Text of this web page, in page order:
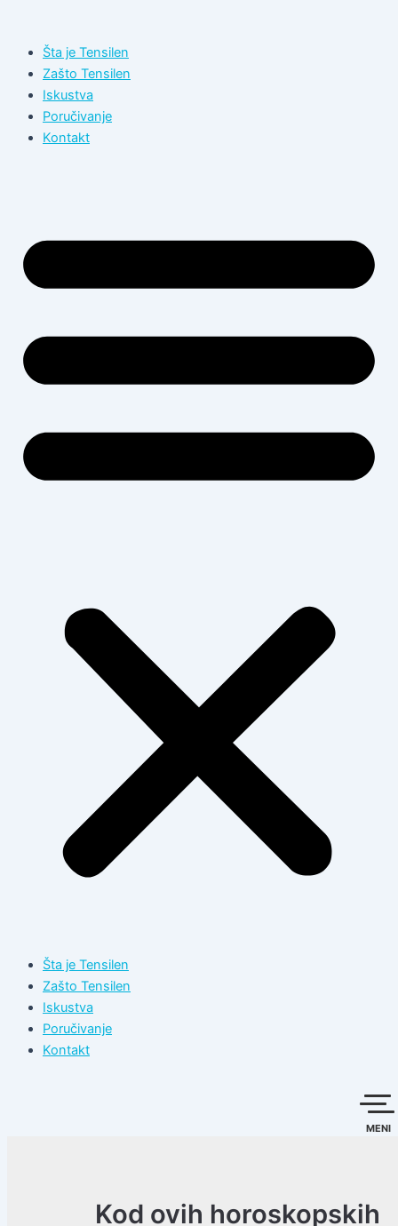
садржајŠta je Tensilen
Zašto Tensilen
Iskustva
Poručivanje
Kontakt
Šta je Tensilen
Zašto Tensilen
Iskustva
Poručivanje
Kontakt
MENI
Kod ovih horoskopskih